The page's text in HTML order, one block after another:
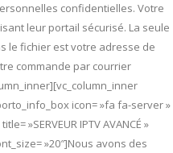
confidentielles. Votre
leur portail sécurisé. La seule
le fichier est votre adresse de
commande par courrier
icon= »fa fa-server »
»SERVEUR IPTV AVANCÉ »
»20″]Nous avons des